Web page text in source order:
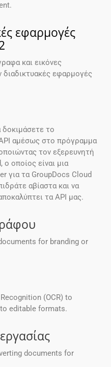
εφαρμογές
και εικόνες
εφαρμογές
το
αμέσως στο πρόγραμμα
τον εξερευνητή
οποίος είναι μια
για τα GroupDocs Cloud
αβίαστα και να
τα API μας.
for branding or
(OCR) to
editable formats.
documents for